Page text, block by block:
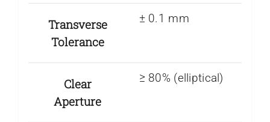
Transverse
Tolerance
± 0.1 mm
Clear
Aperture
≥ 80% (elliptical)